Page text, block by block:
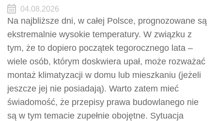
04.08.2026
Na najbliższe dni, w całej Polsce, prognozowane są
ekstremalnie wysokie temperatury. W związku z
tym, że to dopiero początek tegorocznego lata –
wiele osób, którym doskwiera upał, może rozważać
montaż klimatyzacji w domu lub mieszkaniu (jeżeli
jeszcze jej nie posiadają). Warto zatem mieć
świadomość, że przepisy prawa budowlanego nie
są w tym temacie zupełnie obojętne. Sytuacja